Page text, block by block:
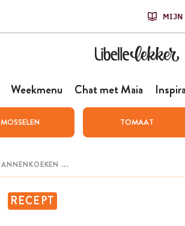
MIJN
Weekmenu Chat met Maia
MOSSELEN TOMAAT
RECEPT